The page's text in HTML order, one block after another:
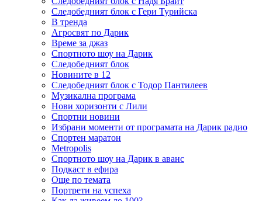
Следобедният блок с Гери Турийска
В тренда
Агросвят по Дарик
Време за джаз
Спортното шоу на Дарик
Следобедният блок
Новините в 12
Следобедният блок с Тодор Пантилеев
Музикална програма
Нови хоризонти с Лили
Спортни новини
Избрани моменти от програмата на Дарик радио
Спортен маратон
Metropolis
Спортното шоу на Дарик в аванс
Подкаст в ефира
Още по темата
Портрети на успеха